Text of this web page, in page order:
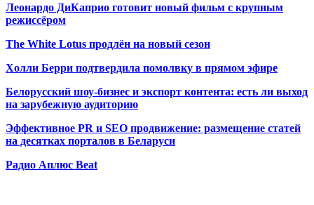
Леонардо ДиКаприо готовит новый фильм с крупным
режиссёром
The White Lotus продлён на новый сезон
Холли Берри подтвердила помолвку в прямом эфире
Белорусский шоу-бизнес и экспорт контента: есть ли выход
на зарубежную аудиторию
Эффективное PR и SEO продвижение: размещение статей
на десятках порталов в Беларуси
Радио Аплюс Beat